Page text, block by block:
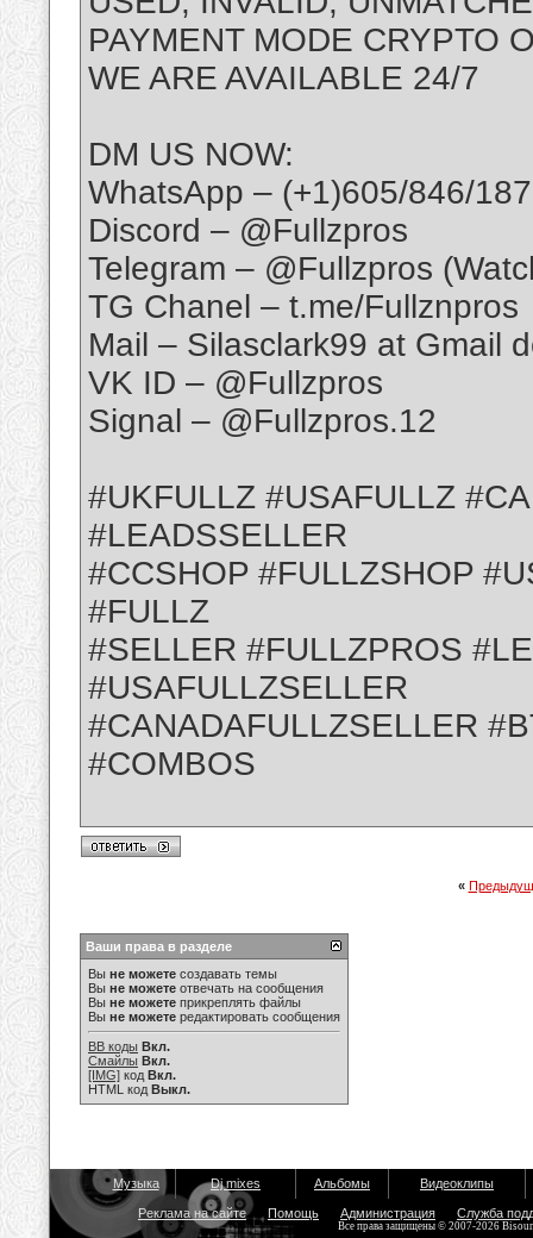
PAYMENT MODE CRYPTO
WE ARE AVAILABLE 24/7
DM US NOW:
WhatsApp – (+1)605/846/
Discord – @Fullzpros
Telegram – @Fullzpros
TG Chanel – t.me/Fullznpros
Mail – Silasclark99 at Gmail
VK ID – @Fullzpros
Signal – @Fullzpros.12
#UKFULLZ #USAFULLZ
#LEADSSELLER
#CCSHOP #FULLZSHOP
#FULLZ
#SELLER #FULLZPROS
#USAFULLZSELLER
#CANADAFULLZSELLER
#COMBOS
«
Ваши права в разделе
Вы не можете создавать темы
Вы не можете отвечать на сообщения
Вы не можете прикреплять файлы
Вы не можете редактировать сообщения
BB коды Вкл.
Смайлы Вкл.
[IMG] код Вкл.
HTML код Выкл.
Музыка Dj mixes Альбомы Видеоклипы
Реклама на сайте Помощь Администрация Служба
Все права защищены © 2007-2026